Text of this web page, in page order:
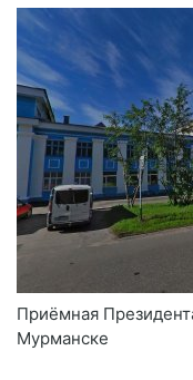
Приёмная
Мурманске